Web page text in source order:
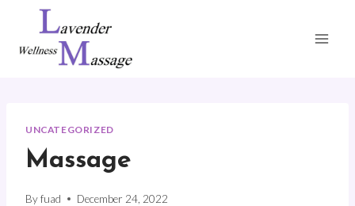
content
UNCATEGORIZED
Massage
Byfuad December 24, 2022